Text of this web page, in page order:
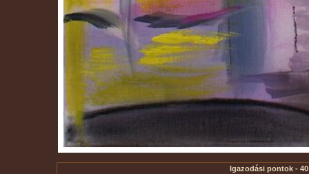
Igazodási pontok -